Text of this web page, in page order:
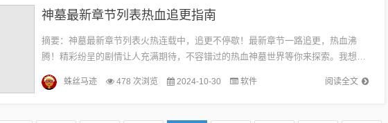
神墓最新章节列表热血追更指南
摘要：神墓最新章节列表火热连载中，追更不停歇！最新章节一路追更，热血沸
腾！精彩纷呈的剧情让人充满期待，不容错过的热血神墓世界等你来探索。我想和
大家分享一部让人热血沸腾、追更成瘾的佳作——《神墓》，这部作品集热血、冒
险...
阅读全文
蛛丝马迹 478 次浏览 2024-10-30 软件